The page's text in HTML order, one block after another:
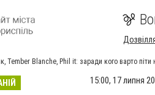
Tember Blanche, Phil it: заради кого варто піти
15:00, 17 липня